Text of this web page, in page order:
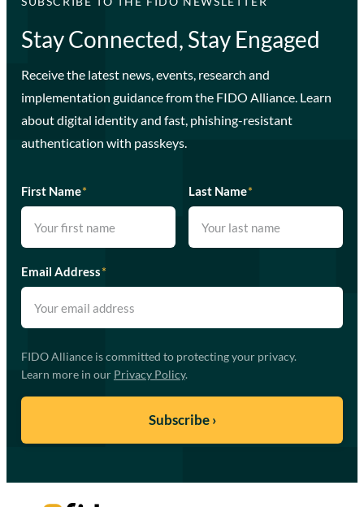
Stay Connected, Stay Engaged
Receive the latest news, events, research and
implementation guidance from the FIDO Alliance. Learn
about digital identity and fast, phishing-resistant
authentication with passkeys.
First Name* Last Name*
Email Address*
FIDO Alliance is committed to protecting your privacy.
Learn more in our Privacy Policy.